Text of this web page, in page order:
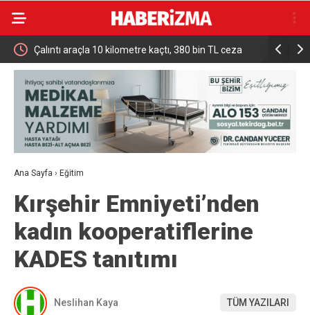
Çalıntı araçla 10 kilometre kaçtı, 380 bin TL ceza
yedi
Mekke
İddialara
Ana Sayfa › Eğitim
Kırşehir Emniyeti’nden
kadın kooperatiflerine
KADES tanıtımı
Neslihan Kaya TÜM YAZILARI